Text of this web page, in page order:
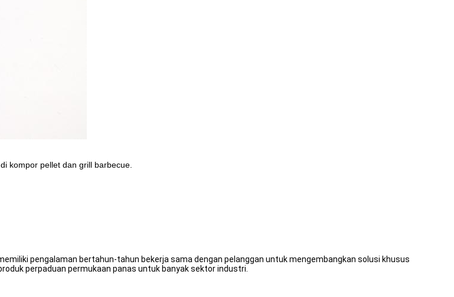
kompor pellet dan grill barbecue.
pengalaman bertahun-tahun bekerja sama dengan pelanggan untuk mengembangkan solusi khusus
perpaduan permukaan panas untuk banyak sektor industri.